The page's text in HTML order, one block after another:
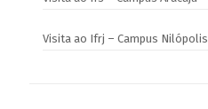
Visita ao Ifrj – Campus Nilópolis